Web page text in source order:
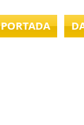
PORTADA